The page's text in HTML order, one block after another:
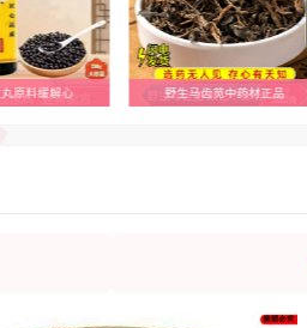
原料缓解心 野生马齿苋中药材正品